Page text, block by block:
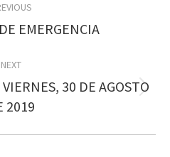
Previous
EMERGENCIA
NEXT
Next
post:
30 DE AGOSTO
2019